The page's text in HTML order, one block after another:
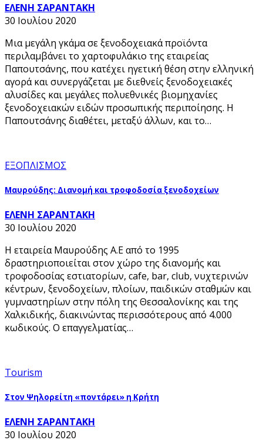
ΕΛΕΝΗ ΣΑΡΑΝΤΑΚΗ
30 Ιουλίου 2020
Μια μεγάλη γκάμα σε ξενοδοχειακά προϊόντα
περιλαμβάνει το χαρτοφυλάκιο της εταιρείας
Παπουτσάνης, που κατέχει ηγετική θέση στην ελληνική
αγορά και συνεργάζεται με διεθνείς ξενοδοχειακές
αλυσίδες και μεγάλες πολυεθνικές βιομηχανίες
ξενοδοχειακών ειδών προσωπικής περιποίησης. Η
Παπουτσάνης διαθέτει, μεταξύ άλλων, και το…
ΕΞΟΠΛΙΣΜΟΣ
Μαυρούδης: Διανομή και τροφοδοσία ξενοδοχείων
ΕΛΕΝΗ ΣΑΡΑΝΤΑΚΗ
30 Ιουλίου 2020
Η εταιρεία Μαυρούδης Α.Ε από το 1995
δραστηριοποιείται στον χώρο της διανομής και
τροφοδοσίας εστιατορίων, cafe, bar, club, νυχτερινών
κέντρων, ξενοδοχείων, πλοίων, παιδικών σταθμών και
γυμναστηρίων στην πόλη της Θεσσαλονίκης και της
Χαλκιδικής, διακινώντας περισσότερους από 4.000
κωδικούς. Ο επαγγελματίας…
Tourism
Στον Ψηλορείτη «ποντάρει» η Κρήτη
ΕΛΕΝΗ ΣΑΡΑΝΤΑΚΗ
30 Ιουλίου 2020